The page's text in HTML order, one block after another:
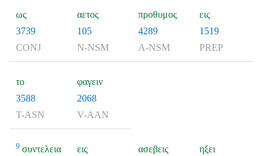
ως
3739
CONJ
αετος
105
N-NSM
προθυμος
4289
A-NSM
εις
1519
PREP
το
3588
T-ASN
φαγειν
2068
V-AAN
9 συντελεια
εις
ασεβεις
ηξει